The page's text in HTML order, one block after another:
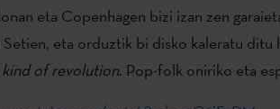
eta Copenhagen bizi izan zen
eta orduztik bi disko kaleratu ditu
of revolution. Pop-folk oniriko eta